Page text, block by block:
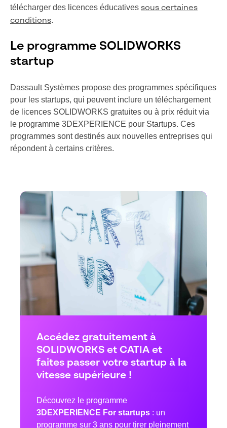
télécharger des licences éducatives sous certaines
conditions.
Le programme SOLIDWORKS
startup
Dassault Systèmes propose des programmes spécifiques
pour les startups, qui peuvent inclure un téléchargement
de licences SOLIDWORKS gratuites ou à prix réduit via
le programme 3DEXPERIENCE pour Startups. Ces
programmes sont destinés aux nouvelles entreprises qui
répondent à certains critères.
Accédez gratuitement à
SOLIDWORKS et CATIA et
faites passer votre startup à la
vitesse supérieure !
Découvrez le programme
3DEXPERIENCE For startups : un
programme sur 3 ans pour tirer pleinement